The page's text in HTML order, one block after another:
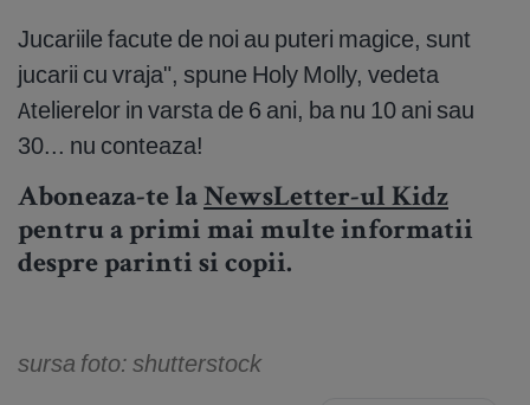
Jucariile facute de noi au puteri magice, sunt
jucarii cu vraja", spune Holy Molly, vedeta
Atelierelor in varsta de 6 ani, ba nu 10 ani sau
30... nu conteaza!
Aboneaza-te la NewsLetter-ul Kidz
pentru a primi mai multe informatii
despre parinti si copii.
sursa foto: shutterstock